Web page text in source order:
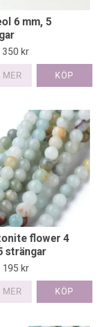
6 mm, 5
350 kr
MER
flower 4
strängar
195 kr
MER